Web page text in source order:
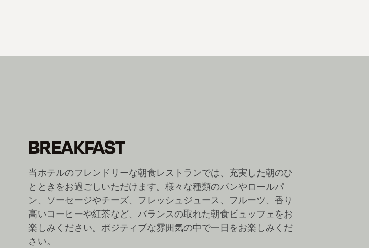
BREAKFAST
当ホテルのフレンドリーな朝食レストランでは、充実した朝のひ
とときをお過ごしいただけます。様々な種類のパンやロールパ
ン、ソーセージやチーズ、フレッシュジュース、フルーツ、香り
高いコーヒーや紅茶など、バランスの取れた朝食ビュッフェをお
楽しみください。ポジティブな雰囲気の中で一日をお楽しみくだ
さい。